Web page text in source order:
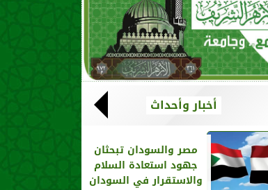
أخبار وأحداث
مصر والسودان تبحثان
جهود استعادة السلام
والاستقرار في السودان